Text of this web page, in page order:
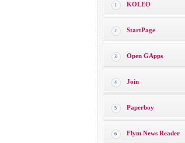
1 KOLEO
2 StartPage
3 Open GApps
4 Join
5 Paperboy
6 Flym News Reader